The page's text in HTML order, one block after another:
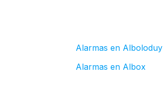
Alarmas en Alboloduy
Alarmas en Albox